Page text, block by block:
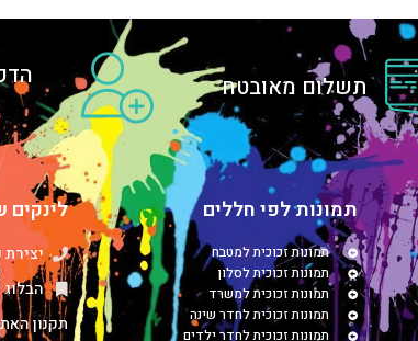
תשלום מאובטח
תמונות לפי חללים
תמונות זכוכית למטבח
תמונות זכוכית לסלון
תמונות זכוכית למשרד
תמונות זכוכית לחדר שינה
תמונות זכוכית לחדר ילדים
לינקים
הבלוג
תקנון